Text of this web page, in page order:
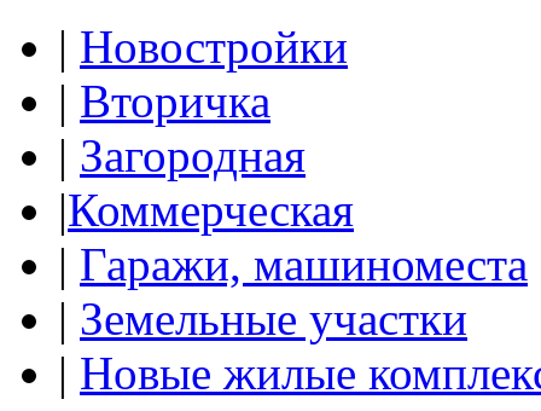
| Новостройки
| Вторичка
| Загородная
|Коммерческая
| Гаражи, машиноместа
| Земельные участки
| Новые жилые